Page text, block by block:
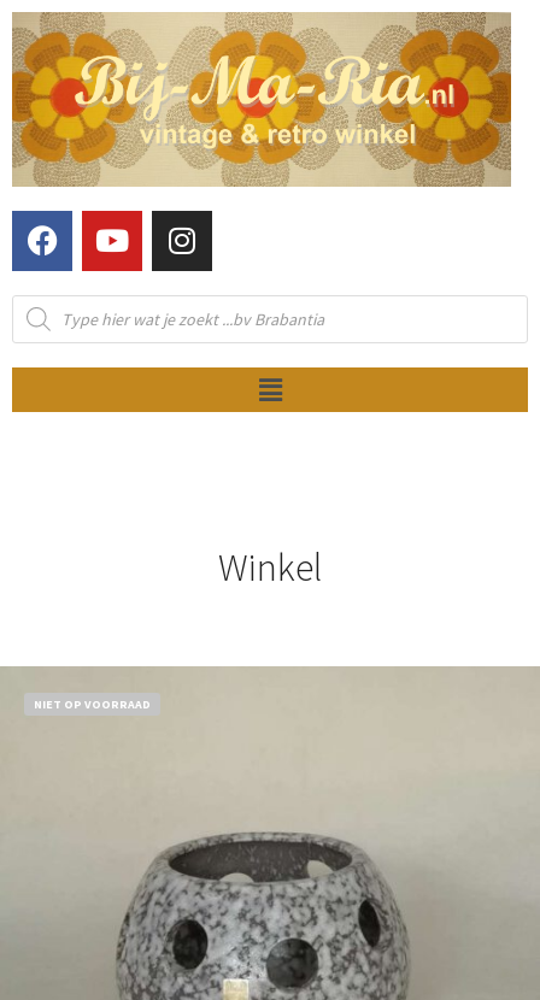
Winkel
NIET OP VOORRAAD